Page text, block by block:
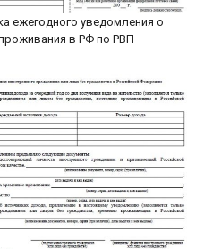
ежегодного уведомления о
в РФ по РВП